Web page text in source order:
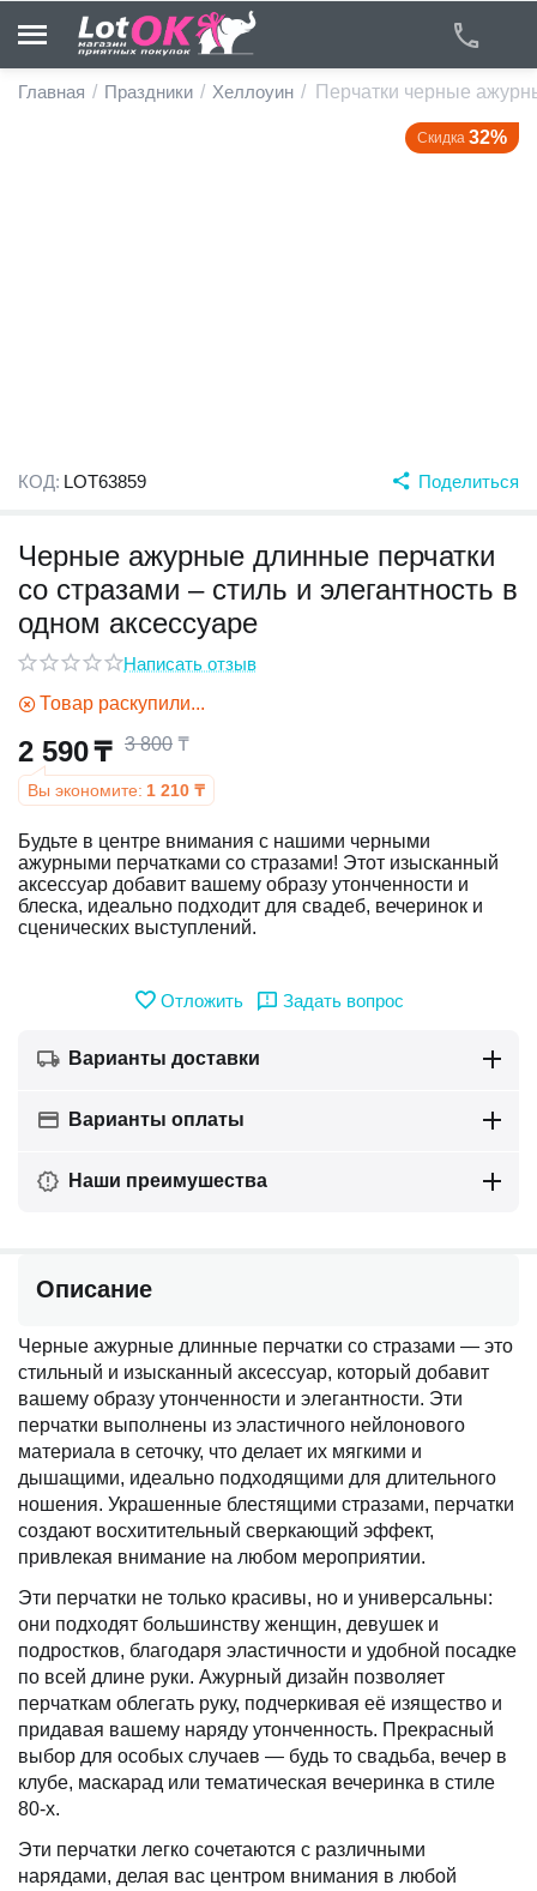
Главная / Праздники / Хеллоуин / Перчатки черные
Скидка 32%
КОД: LOT63859 Поделиться
Черные ажурные длинные перчатки
со стразами – стиль и элегантность в
одном аксессуаре
Написать отзыв
Товар раскупили...
2 590₸ 3 800 ₸
Вы экономите: 1 210 ₸
Будьте в центре внимания с нашими черными
ажурными перчатками со стразами! Этот изысканный
аксессуар добавит вашему образу утонченности и
блеска, идеально подходит для свадеб, вечеринок и
сценических выступлений.
Отложить Задать вопрос
Варианты доставки
Варианты оплаты
Наши преимушества
Описание
Черные ажурные длинные перчатки со стразами — это
стильный и изысканный аксессуар, который добавит
вашему образу утонченности и элегантности. Эти
перчатки выполнены из эластичного нейлонового
материала в сеточку, что делает их мягкими и
дышащими, идеально подходящими для длительного
ношения. Украшенные блестящими стразами, перчатки
создают восхитительный сверкающий эффект,
привлекая внимание на любом мероприятии.
Эти перчатки не только красивы, но и универсальны:
они подходят большинству женщин, девушек и
подростков, благодаря эластичности и удобной посадке
по всей длине руки. Ажурный дизайн позволяет
перчаткам облегать руку, подчеркивая её изящество и
придавая вашему наряду утонченность. Прекрасный
выбор для особых случаев — будь то свадьба, вечер в
клубе, маскарад или тематическая вечеринка в стиле
80-х.
Эти перчатки легко сочетаются с различными
нарядами, делая вас центром внимания в любой